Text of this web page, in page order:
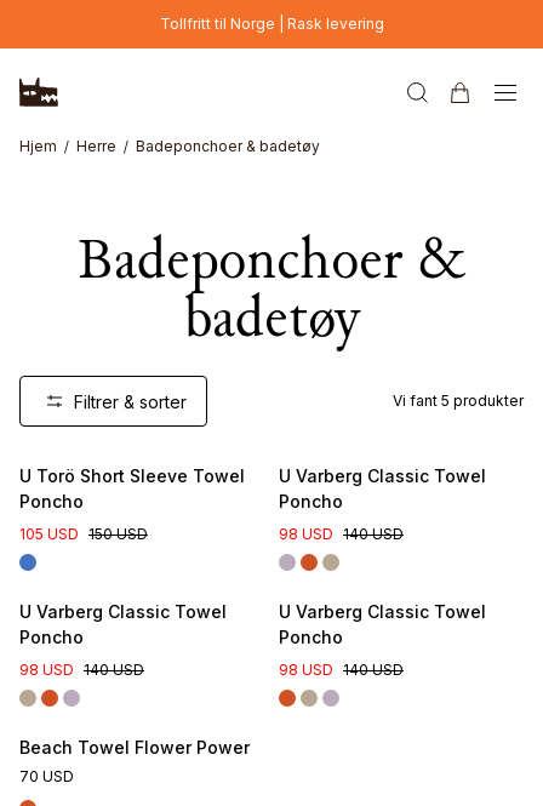
Hopp til hovedinnholdTollfritt til Norge | Rask levering
Hjem Herre Badeponchoer & badetøy
Badeponchoer &
badetøy
Filtrer & sorter Vi fant 5 produkter
U Torö Short Sleeve Towel
Poncho
105 USD 150 USD
U Varberg Classic Towel
Poncho
98 USD 140 USD
U Varberg Classic Towel
Poncho
98 USD 140 USD
U Varberg Classic Towel
Poncho
98 USD 140 USD
Beach Towel Flower Power
70 USD